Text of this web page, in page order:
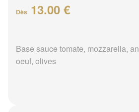
Dès 13.00 €
Base sauce tomate, mozzarella,
oeuf, olives